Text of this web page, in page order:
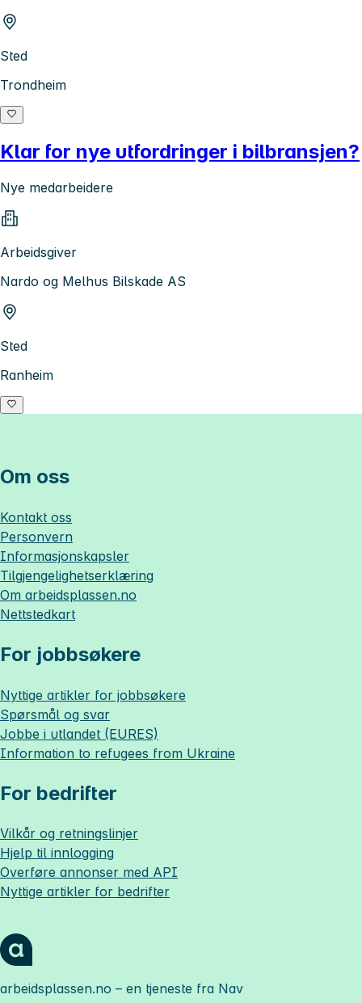
Sted
Trondheim
Klar for nye utfordringer i bilbransjen?
Nye medarbeidere
Arbeidsgiver
Nardo og Melhus Bilskade AS
Sted
Ranheim
Om oss
Kontakt oss
Personvern
Informasjonskapsler
Tilgjengelighetserklæring
Om arbeidsplassen.no
Nettstedkart
For jobbsøkere
Nyttige artikler for jobbsøkere
Spørsmål og svar
Jobbe i utlandet (EURES)
Information to refugees from Ukraine
For bedrifter
Vilkår og retningslinjer
Hjelp til innlogging
Overføre annonser med API
Nyttige artikler for bedrifter
arbeidsplassen.no – en tjeneste fra Nav